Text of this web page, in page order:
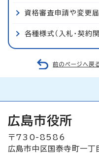
資格審査申請や変更
各種様式（入札・契約関
前のページへ戻
広島市役所
〒730-8586
広島市中区国泰寺町一